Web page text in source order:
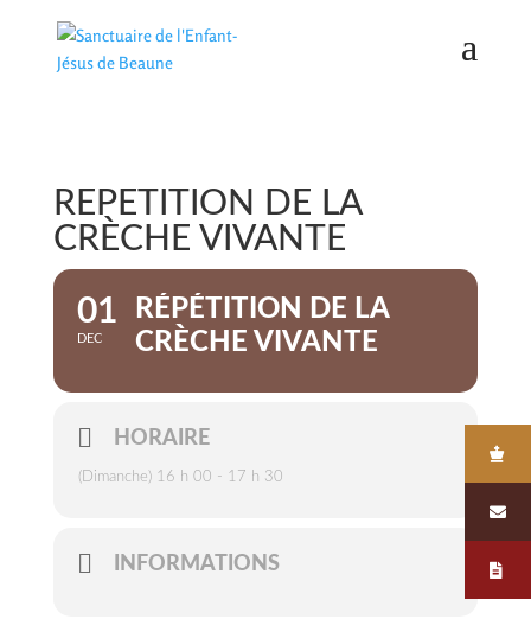
RÉPÉTITION DE LA
CRÈCHE VIVANTE
01
DEC
RÉPÉTITION DE LA
CRÈCHE VIVANTE
HORAIRE
(Dimanche) 16 h 00 - 17 h 30
INFORMATIONS